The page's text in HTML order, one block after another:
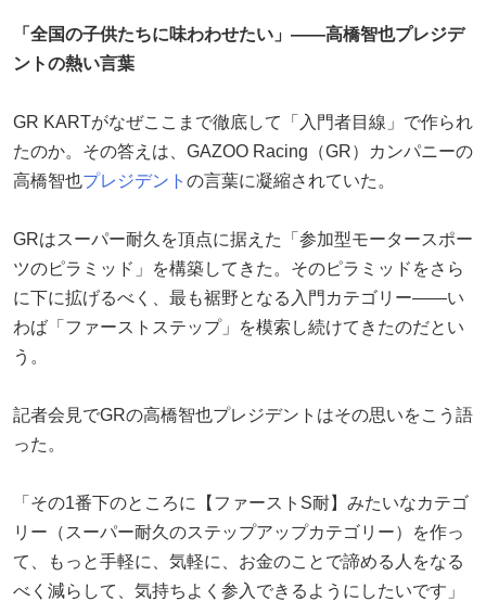
「全国の子供たちに味わわせたい」——高橋智也プレジデ
ントの熱い言葉
GR KARTがなぜここまで徹底して「入門者目線」で作られ
たのか。その答えは、GAZOO Racing（GR）カンパニーの
高橋智也プレジデント の言葉に凝縮されていた。
GRはスーパー耐久を頂点に据えた「参加型モータースポー
ツのピラミッド」を構築してきた。そのピラミッドをさら
に下に拡げるべく、最も裾野となる入門カテゴリー——い
わば「ファーストステップ」を模索し続けてきたのだとい
う。
記者会見でGRの高橋智也プレジデントはその思いをこう語
った。
「その1番下のところに【ファーストS耐】みたいなカテゴ
リー（スーパー耐久のステップアップカテゴリー）を作っ
て、もっと手軽に、気軽に、お金のことで諦める人をなる
べく減らして、気持ちよく参入できるようにしたいです」